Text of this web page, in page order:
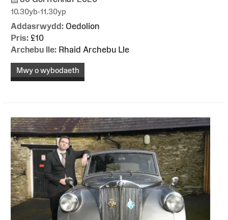
10.30yb-11.30yp
Addasrwydd: Oedolion
Pris: £10
Archebu lle: Rhaid Archebu Lle
Mwy o wybodaeth